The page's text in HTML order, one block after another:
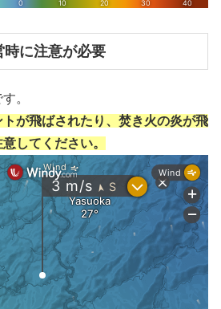
時に注意が必要
。
が飛ばされたり、焚き火の炎が飛
してください。